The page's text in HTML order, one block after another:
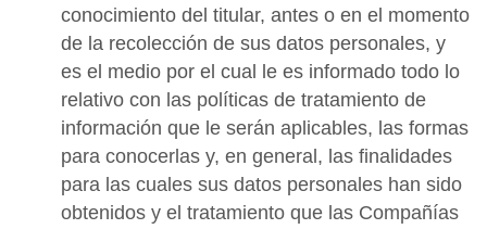
conocimiento del titular, antes o en el momento
de la recolección de sus datos personales, y
es el medio por el cual le es informado todo lo
relativo con las políticas de tratamiento de
información que le serán aplicables, las formas
para conocerlas y, en general, las finalidades
para las cuales sus datos personales han sido
obtenidos y el tratamiento que las Compañías